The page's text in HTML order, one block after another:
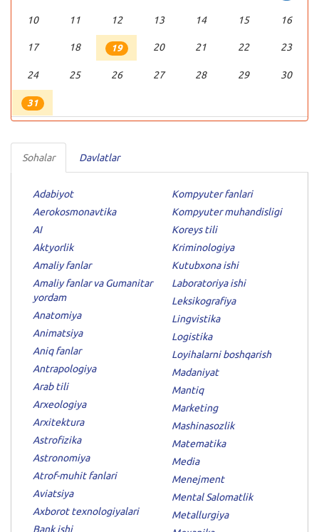
10 11 12 13 14 15 16
17 18 19 20 21 22 23
24 25 26 27 28 29 30
31
Sohalar Davlatlar
Adabiyot
Aerokosmonavtika
AI
Aktyorlik
Amaliy fanlar
Amaliy fanlar va Gumanitar
yordam
Anatomiya
Animatsiya
Aniq fanlar
Antrapologiya
Arab tili
Arxeologiya
Arxitektura
Astrofizika
Astronomiya
Atrof-muhit fanlari
Aviatsiya
Axborot texnologiyalari
Bank ishi
Kompyuter fanlari
Kompyuter muhandisligi
Koreys tili
Kriminologiya
Kutubxona ishi
Laboratoriya ishi
Leksikografiya
Lingvistika
Logistika
Loyihalarni boshqarish
Madaniyat
Mantiq
Marketing
Mashinasozlik
Matematika
Media
Menejment
Mental Salomatlik
Metallurgiya